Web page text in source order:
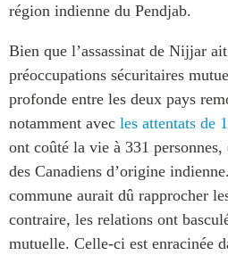
région indienne du Pendjab.
Bien que l’assassinat de Nijjar
préoccupations sécuritaires
profonde entre les deux pays
notamment avec les attentats de
ont coûté la vie à 331
des Canadiens d’origine
commune aurait dû rapprocher
contraire, les relations ont
mutuelle. Celle-ci est enracinée